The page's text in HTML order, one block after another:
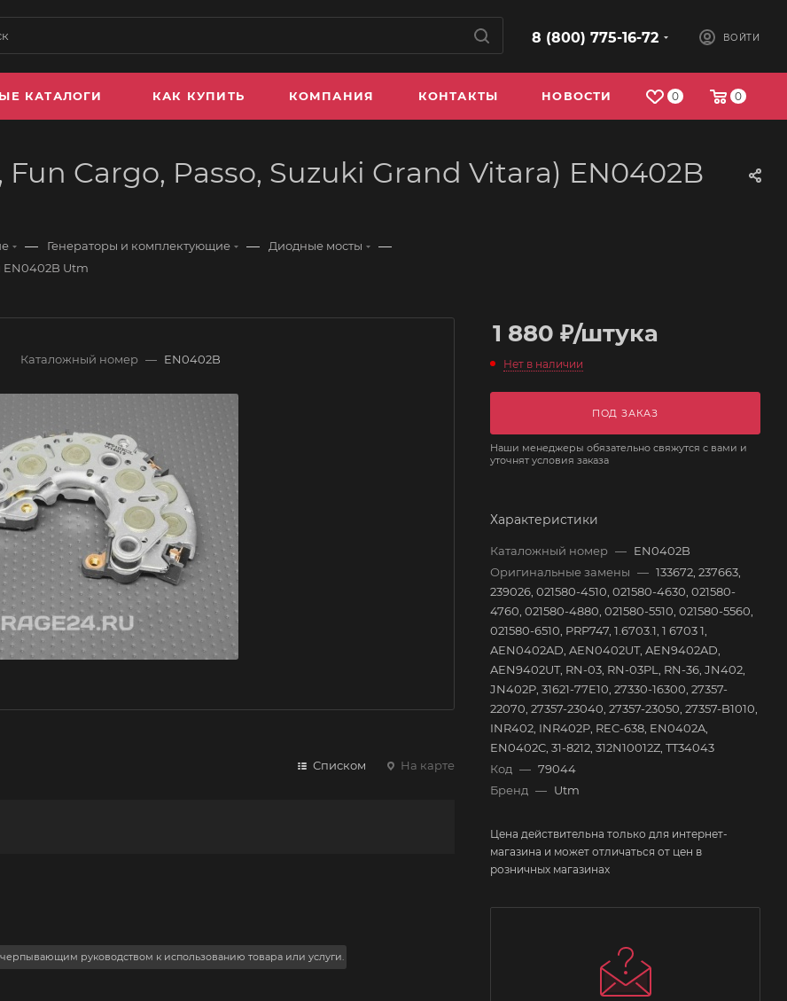
8 (800) 775-16-72 ВОЙТИ
0 0
КАТАЛОГИ КАК КУПИТЬ КОМПАНИЯ КОНТАКТЫ НОВОСТИ
Cargo, Passo, Suzuki Grand Vitara) EN0402B
— Генераторы и комплектующие — Диодные мосты —
EN0402B Utm
Каталожный номер — EN0402B
Списком На карте
руководством к использованию товара или услуги.
1 880 ₽/штука
Нет в наличии
ПОД ЗАКАЗ
Наши менеджеры обязательно свяжутся с вами и
уточнят условия заказа
Характеристики
Каталожный номер — EN0402B
Оригинальные замены — 133672, 237663,
239026, 021580-4510, 021580-4630, 021580-
4760, 021580-4880, 021580-5510, 021580-5560,
021580-6510, PRP747, 1.6703.1, 1 6703 1,
AEN0402AD, AEN0402UT, AEN9402AD,
AEN9402UT, RN-03, RN-03PL, RN-36, JN402,
JN402P, 31621-77E10, 27330-16300, 27357-
22070, 27357-23040, 27357-23050, 27357-B1010,
INR402, INR402P, REC-638, EN0402A,
EN0402C, 31-8212, 312N10012Z, TT34043
Код — 79044
Бренд — Utm
Цена действительна только для интернет-
магазина и может отличаться от цен в
розничных магазинах